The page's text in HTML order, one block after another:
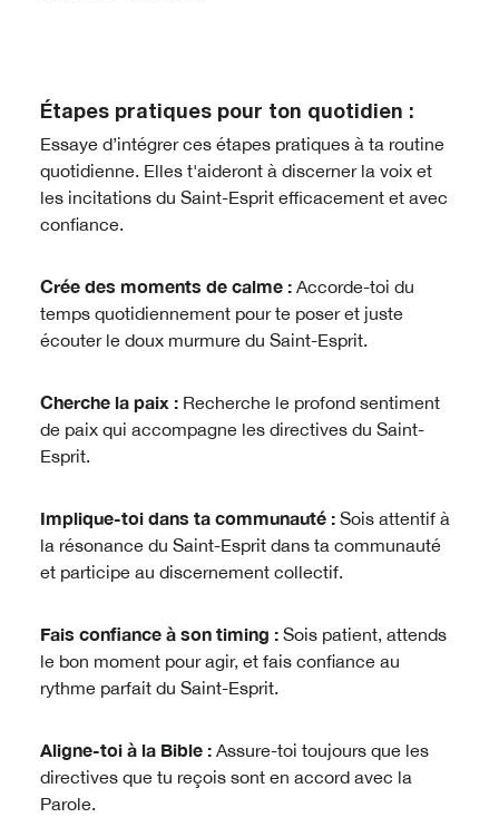
Étapes pratiques pour ton quotidien :
Essaye d’intégrer ces étapes pratiques à ta routine
quotidienne. Elles t'aideront à discerner la voix et
les incitations du Saint-Esprit efficacement et avec
confiance.
Crée des moments de calme : Accorde-toi du
temps quotidiennement pour te poser et juste
écouter le doux murmure du Saint-Esprit.
Cherche la paix : Recherche le profond sentiment
de paix qui accompagne les directives du Saint-
Esprit.
Implique-toi dans ta communauté : Sois attentif à
la résonance du Saint-Esprit dans ta communauté
et participe au discernement collectif.
Fais confiance à son timing : Sois patient, attends
le bon moment pour agir, et fais confiance au
rythme parfait du Saint-Esprit.
Aligne-toi à la Bible : Assure-toi toujours que les
directives que tu reçois sont en accord avec la
Parole.